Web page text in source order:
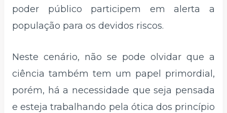
poder público participem em alerta a
população para os devidos riscos.
Neste cenário, não se pode olvidar que a
ciência também tem um papel primordial,
porém, há a necessidade que seja pensada
e esteja trabalhando pela ótica dos princípio